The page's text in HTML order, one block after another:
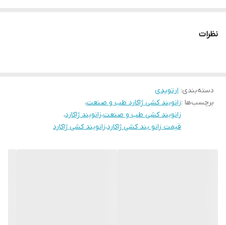
کشهای الاستیک دور زانو
طراحی آناتومیکمتناسب با فرم زانو برای ثبات بهتر.
کاربردهای پزشکی:
نظرات
دسته‌بندی: ارتوپدی
برچسب‌ها :زانوبند کشی ژاکارد طب و صنعت،
زانوبند کشی طب و صنعت،زانوبند ژاکارد،
قیمت زانو بند کشی ژاکارد،زانوبند کشی ژاکارد